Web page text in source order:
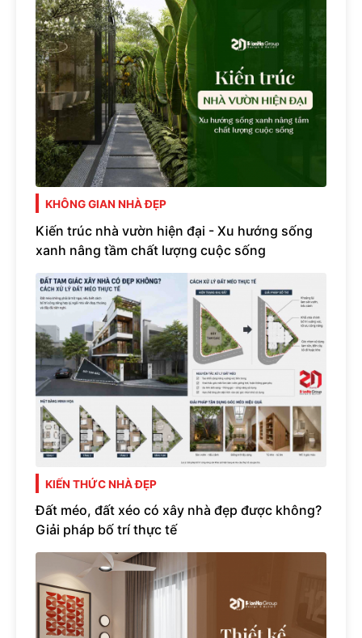
KHÔNG GIAN NHÀ ĐẸP
Kiến trúc nhà vườn hiện đại - Xu hướng sống
xanh nâng tầm chất lượng cuộc sống
KIẾN THỨC NHÀ ĐẸP
Đất méo, đất xéo có xây nhà đẹp được không?
Giải pháp bố trí thực tế